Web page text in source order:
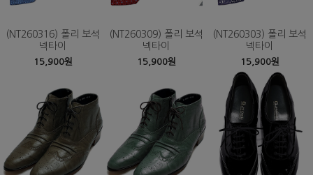
(NT260316) 폴리 보석
넥타이
15,900원
(NT260309) 폴리 보석
넥타이
15,900원
(NT260303) 폴리 보석
넥타이
15,900원